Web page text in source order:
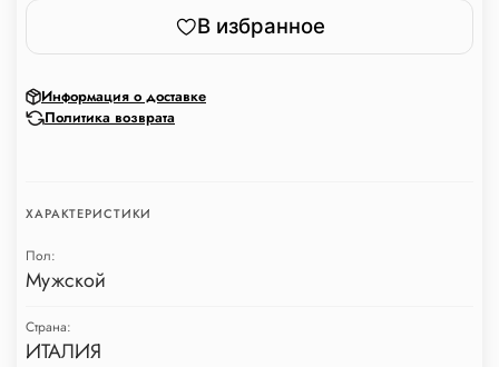
В избранное
Информация о доставке
Политика возврата
ХАРАКТЕРИСТИКИ
Пол:
Мужской
Страна:
ИТАЛИЯ